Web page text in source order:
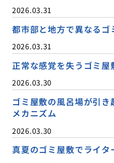
2026.03.31
都市部と地方で異なる
2026.03.31
正常な感覚を失うゴミ屋
2026.03.30
ゴミ屋敷の風呂場が引
メカニズム
2026.03.30
真夏のゴミ屋敷でライ